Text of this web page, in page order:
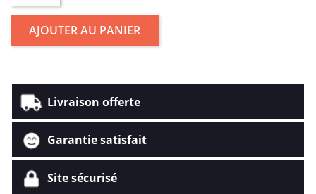
AJOUTER AU PANIER
Livraison offerte
Garantie satisfait
Site sécurisé